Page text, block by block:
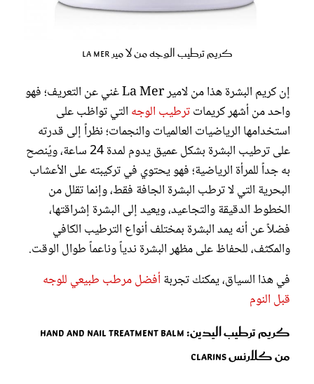
كريم ترطيب الوجه من لا مير La Mer
إن كريم البشرة هذا من لامير La Mer غني عن التعريف؛ فهو
واحد من أشهر كريماتترطيب الوجه التي تواظب على
استخدامها الرياضيات العالميات والنجمات؛ نظراً إلى قدرته
على ترطيب البشرة بشكل عميق يدوم لمدة 24 ساعة، ويُنصح
به جداً للمرأة الرياضية؛ فهو يحتوي في تركيبته على الأعشاب
البحرية التي لا ترطب البشرة الجافة فقط، وإنما تقلل من
الخطوط الدقيقة والتجاعيد، ويعيد إلى البشرة إشراقتها،
فضلاً عن أنه يمد البشرة بمختلف أنواع الترطيب الكافي
والمكثف، للحفاظ على مظهر البشرة ندياً وناعماً طوال الوقت.
في هذا السياق، يمكنك تجربةأفضل مرطب طبيعي للوجه
قبل النوم
كريم ترطيب اليدين: Hand and Nail Treatment Balm
من كلارنس Clarins